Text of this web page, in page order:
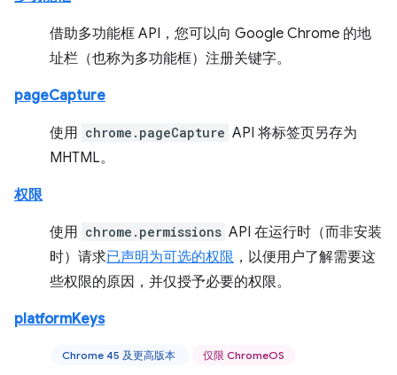
借助多功能框 API，您可以向 Google Chrome 的地
址栏（也称为多功能框）注册关键字。
pageCapture
使用 chrome.pageCapture API 将标签页另存为
MHTML。
权限
使用 chrome.permissions API 在运行时（而非安装
时）请求已声明为可选的权限 ，以便用户了解需要这
些权限的原因，并仅授予必要的权限。
platformKeys
Chrome 45 及更高版本 仅限 ChromeOS